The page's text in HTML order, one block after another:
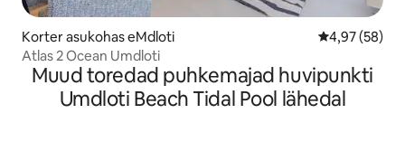
Korter asukohas eMdloti Keskmine
4,97 (58)
Atlas 2 Ocean Umdloti
Muud toredad puhkemajad huvipunkti
Umdloti Beach Tidal Pool lähedal